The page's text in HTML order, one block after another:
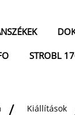
STROBL
Kiállítások